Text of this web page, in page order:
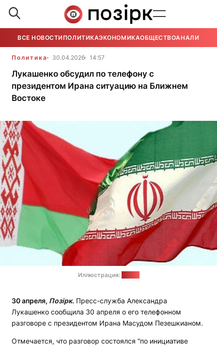
ВСЕ НОВОСТИ ПОЛИТИКАЭКОНОМИКАОБЩЕСТВОАНАЛИТИКА
Политика 30.04.2026 14:57
Лукашенко обсудил по телефону с
президентом Ирана ситуацию на Ближнем
Востоке
Иллюстрация:
30 апреля, Позірк. Пресс-служба Александра
Лукашенко сообщила 30 апреля о его телефонном
разговоре с президентом Ирана Масудом Пезешкианом.
Отмечается, что разговор состоялся “по инициативе